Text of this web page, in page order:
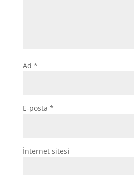
Ad *
E-posta *
İnternet sitesi